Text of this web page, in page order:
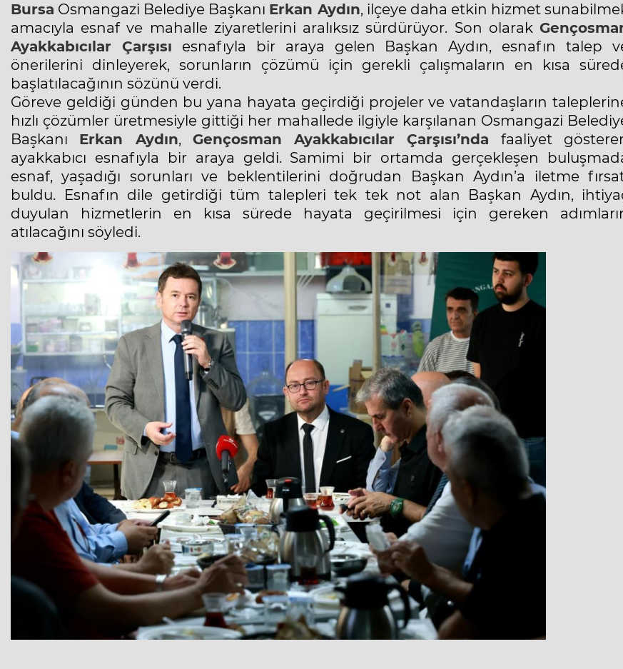
Bursa Osmangazi Belediye Başkanı Erkan Aydın, ilçeye daha etkin hizmet
amacıyla esnaf ve mahalle ziyaretlerini aralıksız sürdürüyor. Son olarak
Ayakkabıcılar Çarşısı esnafıyla bir araya gelen Başkan Aydın, esnafın talep
önerilerini dinleyerek, sorunların çözümü için gerekli çalışmaların en kısa
başlatılacağının sözünü verdi.
Göreve geldiği günden bu yana hayata geçirdiği projeler ve vatandaşların
hızlı çözümler üretmesiyle gittiği her mahallede ilgiyle karşılanan Osmangazi
Başkanı Erkan Aydın,Gençosman Ayakkabıcılar Çarşısı’nda faaliyet
ayakkabıcı esnafıyla bir araya geldi. Samimi bir ortamda gerçekleşen
esnaf, yaşadığı sorunları ve beklentilerini doğrudan Başkan Aydın’a iletme
buldu. Esnafın dile getirdiği tüm talepleri tek tek not alan Başkan Aydın,
duyulan hizmetlerin en kısa sürede hayata geçirilmesi için gereken
atılacağını söyledi.